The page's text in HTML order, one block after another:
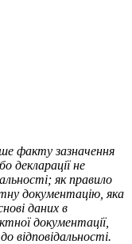
факту зазначення
декларації не
як правило
документацію, яка
даних в
документації,
відповідальності.